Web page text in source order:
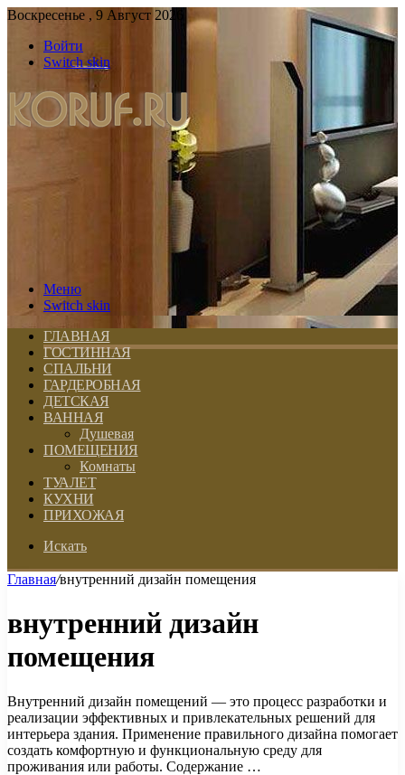
Воскресенье , 9 Август 2026
Войти
Switch skin
Меню
Switch skin
ГЛАВНАЯ
ГОСТИННАЯ
СПАЛЬНИ
ГАРДЕРОБНАЯ
ДЕТСКАЯ
ВАННАЯ
Душевая
ПОМЕЩЕНИЯ
Комнаты
ТУАЛЕТ
КУХНИ
ПРИХОЖАЯ
Искать
Главная/внутренний дизайн помещения
внутренний дизайн
помещения
Внутренний дизайн помещений — это процесс разработки и
реализации эффективных и привлекательных решений для
интерьера здания. Применение правильного дизайна помогает
создать комфортную и функциональную среду для
проживания или работы. Содержание …